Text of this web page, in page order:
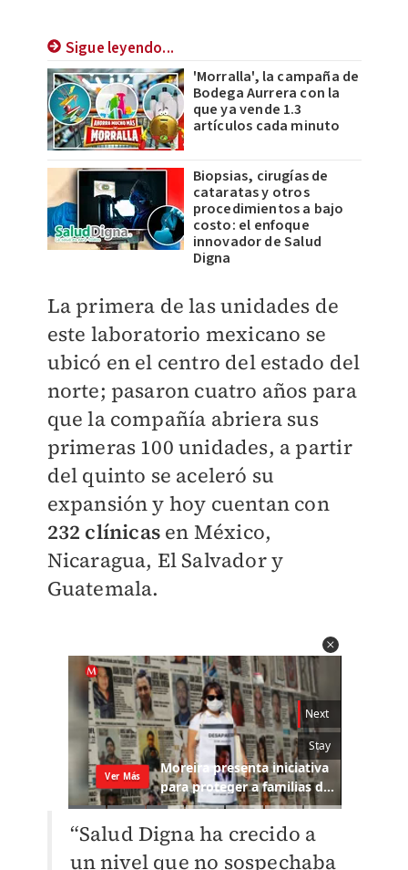
Sigue leyendo...
'Morralla', la campaña de
Bodega Aurrera con la
que ya vende 1.3
artículos cada minuto
Biopsias, cirugías de
cataratas y otros
procedimientos a bajo
costo: el enfoque
innovador de Salud
Digna
La primera de las unidades de
este laboratorio mexicano se
ubicó en el centro del estado del
norte; pasaron cuatro años para
que la compañía abriera sus
primeras 100 unidades, a partir
del quinto se aceleró su
expansión y hoy cuentan con
232 clínicas en México,
Nicaragua, El Salvador y
Guatemala.
“Salud Digna ha crecido a
un nivel que no sospechaba